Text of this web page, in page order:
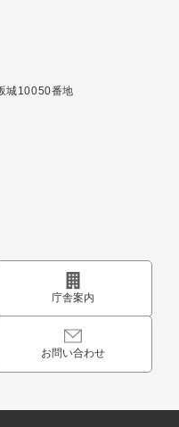
城10050番地
庁舎案内
お問い合わせ